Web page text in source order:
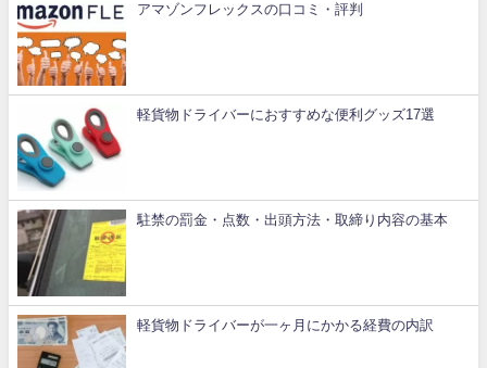
アマゾンフレックスの口コミ・評判
軽貨物ドライバーにおすすめな便利グッズ17選
駐禁の罰金・点数・出頭方法・取締り内容の基本
軽貨物ドライバーが一ヶ月にかかる経費の内訳